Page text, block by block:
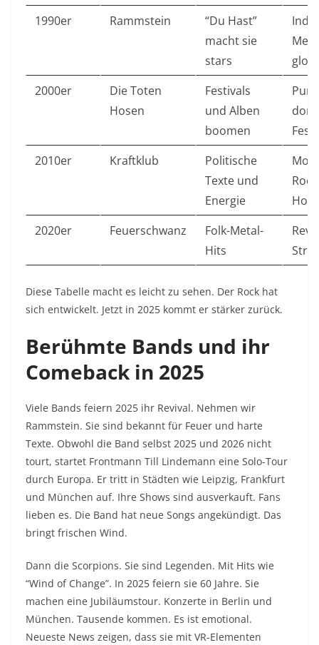
1990er Rammstein
“Du Hast”
macht sie
stars
2000er
Die Toten
Hosen
Festivals
und Alben
boomen
2010er
Kraftklub
Politische
Texte und
Energie
2020er
Feuerschwanz
Folk-Metal-
Hits
Diese Tabelle macht es leicht zu sehen. Der Rock hat
sich entwickelt. Jetzt in 2025 kommt er stärker zurück.
Berühmte Bands und ihr
Comeback in 2025
Viele Bands feiern 2025 ihr Revival. Nehmen wir
Rammstein. Sie sind bekannt für Feuer und harte
Texte. Obwohl die Band selbst 2025 und 2026 nicht
tourt, startet Frontmann Till Lindemann eine Solo-Tour
durch Europa. Er tritt in Städten wie Leipzig, Frankfurt
und München auf. Ihre Shows sind ausverkauft. Fans
lieben es. Die Band hat neue Songs angekündigt. Das
bringt frischen Wind.
Dann die Scorpions. Sie sind Legenden. Mit Hits wie
“Wind of Change”. In 2025 feiern sie 60 Jahre. Sie
machen eine Jubiläumstour. Konzerte in Berlin und
München. Tausende kommen. Es ist emotional.
Neueste News zeigen, dass sie mit VR-Elementen